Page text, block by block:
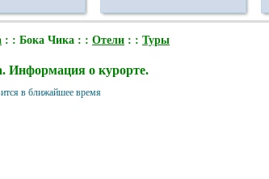
: : Бока Чика : : Отели : : Туры
Информация о курорте.
в ближайшее время